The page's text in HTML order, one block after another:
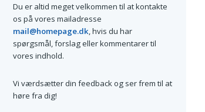
Du er altid meget velkommen til at kontakte
os på vores mailadresse
mail@homepage.dk, hvis du har
spørgsmål, forslag eller kommentarer til
vores indhold.
Vi værdsætter din feedback og ser frem til at
høre fra dig!